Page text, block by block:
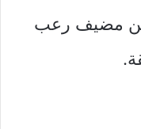
مضيف رعب